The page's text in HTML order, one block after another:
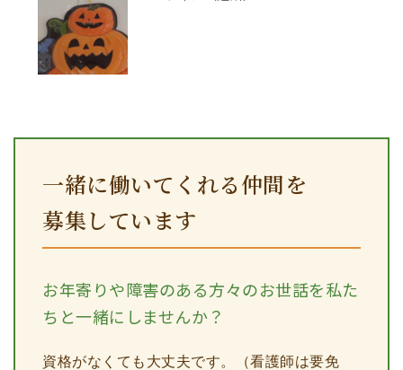
一緒に働いてくれる仲間を
募集しています
お年寄りや障害のある方々のお世話を私た
ちと一緒にしませんか？
資格がなくても大丈夫です。（看護師は要免